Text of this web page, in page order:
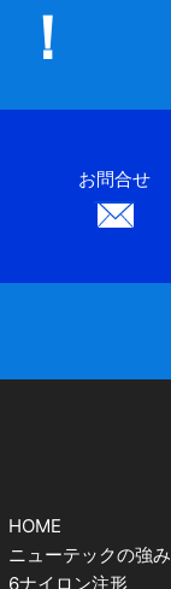
お問合せ
HOME
ニューテックの強み
6ナイロン注形